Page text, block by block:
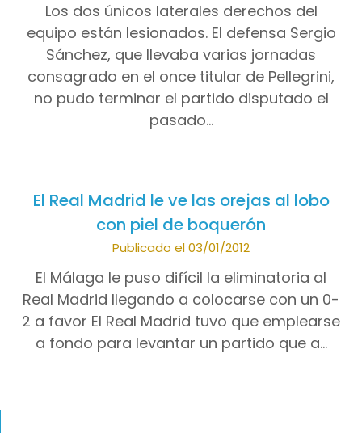
Los dos únicos laterales derechos del
equipo están lesionados. El defensa Sergio
Sánchez, que llevaba varias jornadas
consagrado en el once titular de Pellegrini,
no pudo terminar el partido disputado el
pasado…
El Real Madrid le ve las orejas al lobo
con piel de boquerón
Publicado el 03/01/2012
El Málaga le puso difícil la eliminatoria al
Real Madrid llegando a colocarse con un 0-
2 a favor El Real Madrid tuvo que emplearse
a fondo para levantar un partido que a…